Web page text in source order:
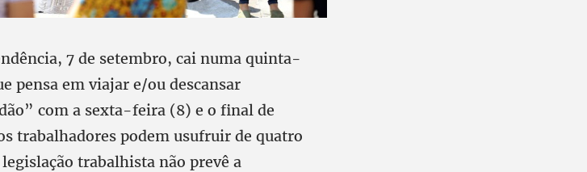
7 de setembro, cai numa quinta-
pensa em viajar e/ou descansar
com a sexta-feira (8) e o final de
trabalhadores podem usufruir de quatro
trabalhista não prevê a